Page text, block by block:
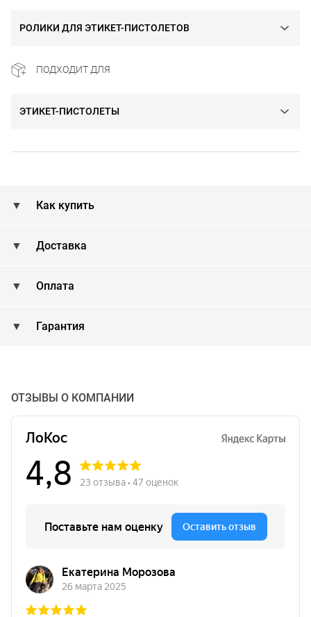
РОЛИКИ ДЛЯ ЭТИКЕТ-ПИСТОЛЕТОВ
ПОДХОДИТ ДЛЯ
ЭТИКЕТ-ПИСТОЛЕТЫ
Как купить
Доставка
Оплата
Гарантия
ОТЗЫВЫ О КОМПАНИИ